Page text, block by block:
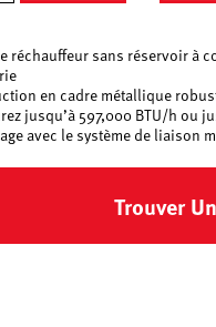
réchauffeur sans réservoir à
en cadre métallique
jusqu’à 597,000 BTU/h ou
avec le système de liaison
Trouver